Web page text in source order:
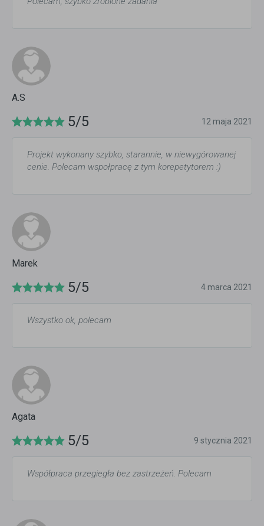
A.S
5/5 12 maja 2021
Projekt wykonany szybko, starannie, w niewygórowanej
cenie. Polecam wspołpracę z tym korepetytorem :)
Marek
5/5 4 marca 2021
Wszystko ok, polecam
Agata
5/5 9 stycznia 2021
Współpraca przegiegła bez zastrzeżeń. Polecam